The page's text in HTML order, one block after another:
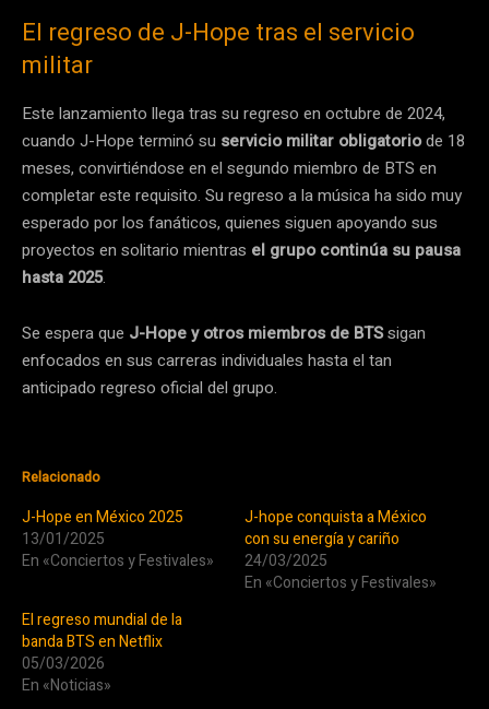
El regreso de J-Hope tras el servicio
militar
Este lanzamiento llega tras su regreso en octubre de 2024,
cuando J-Hope terminó su servicio militar obligatoriode 18
meses, convirtiéndose en el segundo miembro de BTS en
completar este requisito. Su regreso a la música ha sido muy
esperado por los fanáticos, quienes siguen apoyando sus
proyectos en solitario mientras el grupo continúa su pausa
hasta 2025.
Se espera que J-Hope y otros miembros de BTSsigan
enfocados en sus carreras individuales hasta el tan
anticipado regreso oficial del grupo.
Relacionado
J-Hope en México 2025
13/01/2025
En «Conciertos y Festivales»
J-hope conquista a México
con su energía y cariño
24/03/2025
En «Conciertos y Festivales»
El regreso mundial de la
banda BTS en Netflix
05/03/2026
En «Noticias»